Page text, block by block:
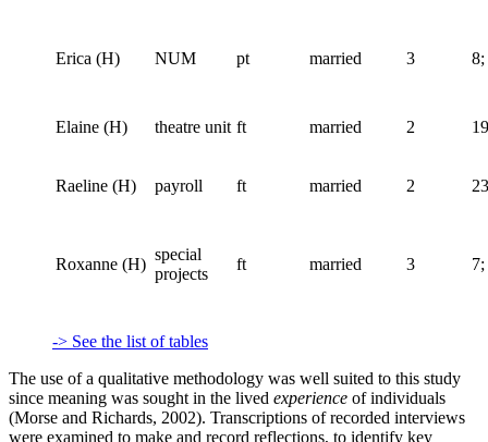
Erica (H) NUM pt married 3 8;
Elaine (H) theatre unit ft married 2
Raeline (H) payroll ft married 2
Roxanne (H)
special
projects
ft married 3
-> See the list of tables
The use of a qualitative methodology was well suited to this study
since meaning was sought in the lived experience of individuals
(Morse and Richards, 2002). Transcriptions of recorded interviews
were examined to make and record reflections, to identify key